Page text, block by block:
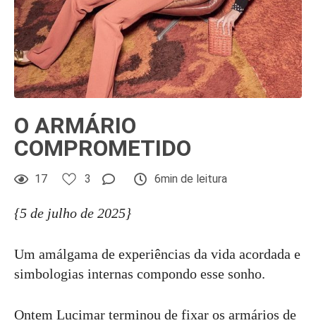
O ARMÁRIO
COMPROMETIDO
17 3 6min de leitura
{5 de julho de 2025}
Um amálgama de experiências da vida acordada e
simbologias internas compondo esse sonho.
Ontem Lucimar terminou de fixar os armários de